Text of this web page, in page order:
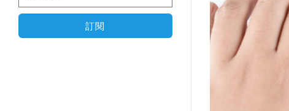
訂閱